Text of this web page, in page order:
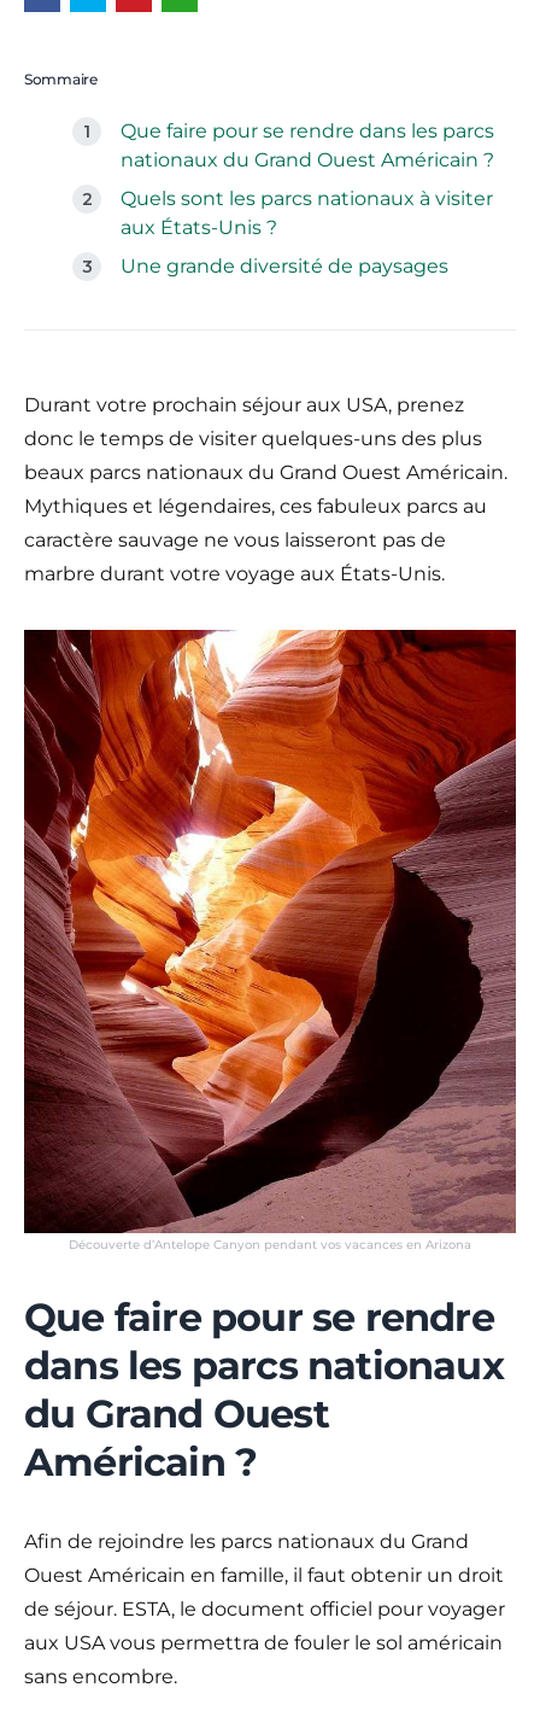
Sommaire
Que faire pour se rendre dans les parcs
nationaux du Grand Ouest Américain ?
Quels sont les parcs nationaux à visiter
aux États-Unis ?
Une grande diversité de paysages
Durant votre prochain séjour aux USA, prenez
donc le temps de visiter quelques-uns des plus
beaux parcs nationaux du Grand Ouest Américain.
Mythiques et légendaires, ces fabuleux parcs au
caractère sauvage ne vous laisseront pas de
marbre durant votre voyage aux États-Unis.
Découverte d’Antelope Canyon pendant vos vacances en Arizona
Que faire pour se rendre
dans les parcs nationaux
du Grand Ouest
Américain ?
Afin de rejoindre les parcs nationaux du Grand
Ouest Américain en famille, il faut obtenir un droit
de séjour. ESTA, le document officiel pour voyager
aux USA vous permettra de fouler le sol américain
sans encombre.